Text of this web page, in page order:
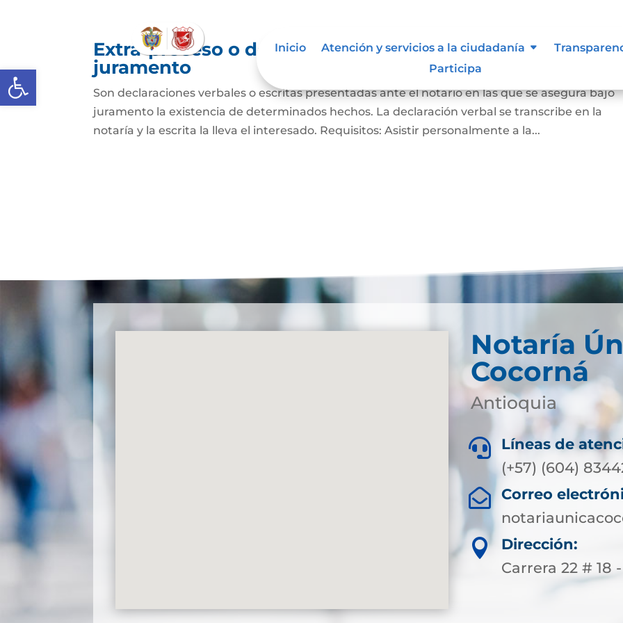
Abrir barra de herramientas
Inicio Atención y servicios a la ciudadanía
Participa
Extra-proceso o declaración bajo la gravedad de
juramento
Son declaraciones verbales o escritas presentadas ante el notario en las que se asegura bajo
juramento la existencia de determinados hechos. La declaración verbal se transcribe en la
notaría y la escrita la lleva el interesado. Requisitos: Asistir personalmente a la...
Notaría
Cocorná
Antioquia

Líneas de
(+57) (604)

Correo

Dirección:
Carrera 22 # 18